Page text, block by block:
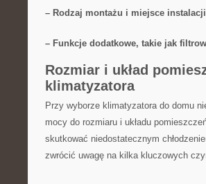
– Rodzaj montażu i miejsce instalacji
– ​Funkcje dodatkowe, takie jak
Rozmiar i układ
klimatyzatora
Przy wyborze klimatyzatora do domu
mocy do rozmiaru i układu
skutkować niedostatecznym
zwrócić uwagę na kilka kluczowych